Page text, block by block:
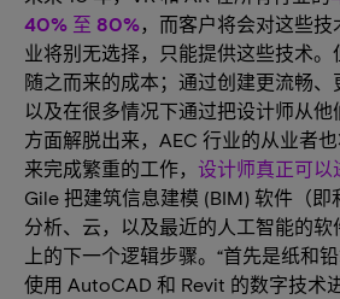
40% 至 80%，而客户将会对这些
业将别无选择，只能提供这些技术
随之而来的成本；通过创建更流畅、
以及在很多情况下通过把设计师从
方面解脱出来，AEC 行业的从业者
来完成繁重的工作， 设计师真正可以
Gile 把建筑信息建模 (BIM) 软件（即
分析、云，以及最近的人工智能的软
上的下一个逻辑步骤。“首先是纸和
使用 AutoCAD 和 Revit 的数字技术